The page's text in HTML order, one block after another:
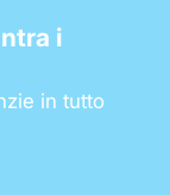
i
in tutto